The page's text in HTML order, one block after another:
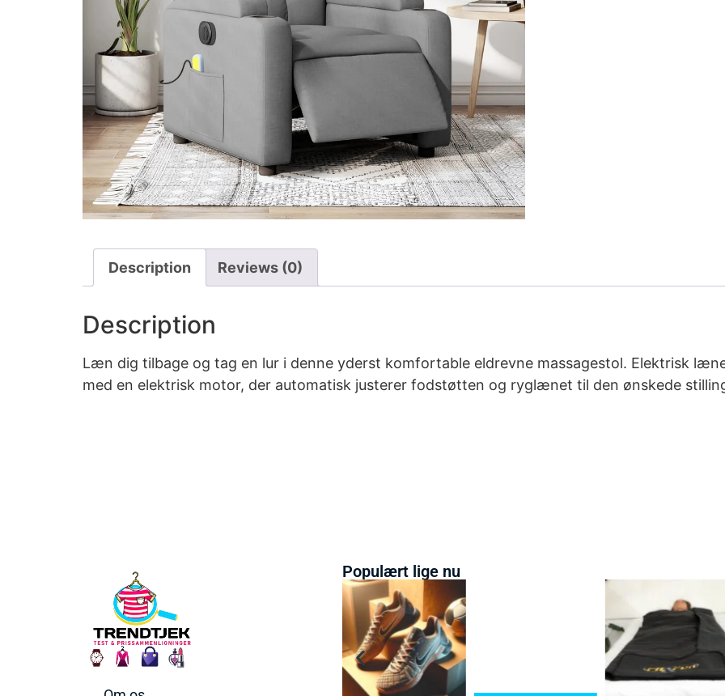
Description Reviews (0)
Description
Læn dig tilbage og tag en lur i denne yderst komfortable eldrevne massagestol. Elektrisk
med en elektrisk motor, der automatisk justerer fodstøtten og ryglænet til den ønskede
Populært lige nu